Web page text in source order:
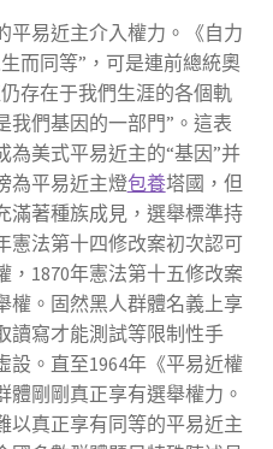
平易近主介入權力。《自力
而同等”，可是連前總統奧
存在于我們生涯的各個軌
我們基因的一部門”。這表
為美式平易近主的“基因”并
為平易近主燈包養塔國，但
滿著種族成見，選舉標準持
憲法第十四修改案初次認可
，1870年憲法第十五修改案
權。固然黑人群體名義上享
讀寫才能測試等限制性手
設。直至1964年《平易近權
體剛剛真正享有選舉權力。
以真正享有同等的平易近主